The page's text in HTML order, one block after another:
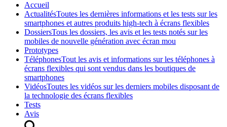
Accueil
ActualitésToutes les dernières informations et les tests sur les
smartphones et autres produits high-tech à écrans flexibles
DossiersTous les dossiers, les avis et les tests notés sur les
mobiles de nouvelle génération avec écran mou
Prototypes
TéléphonesTout les avis et informations sur les téléphones à
écrans flexibles qui sont vendus dans les boutiques de
smartphones
VidéosToutes les vidéos sur les derniers mobiles disposant de
la technologie des écrans flexibles
Tests
Avis